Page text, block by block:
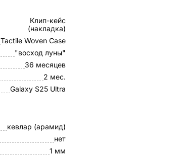
Клип-кейс
(накладка)
Tactile Woven Case
"восход луны"
36 месяцев
2 мес.
Galaxy S25 Ultra
кевлар (арамид)
нет
1 мм